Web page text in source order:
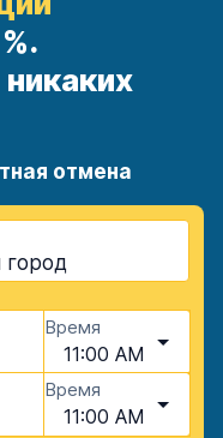
отмена
Время
11:00 AM
Время
11:00 AM